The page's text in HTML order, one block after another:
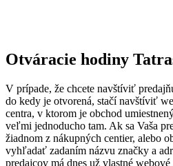
Otváracie hodiny
V prípade, že chcete navštíviť
do kedy je otvorená, stačí navštíviť
centra, v ktorom je obchod
veľmi jednoducho tam. Ak sa Vaša
žiadnom z nákupných centier, alebo
vyhľadať zadaním názvu značky a
predajcov má dnes už vlastné